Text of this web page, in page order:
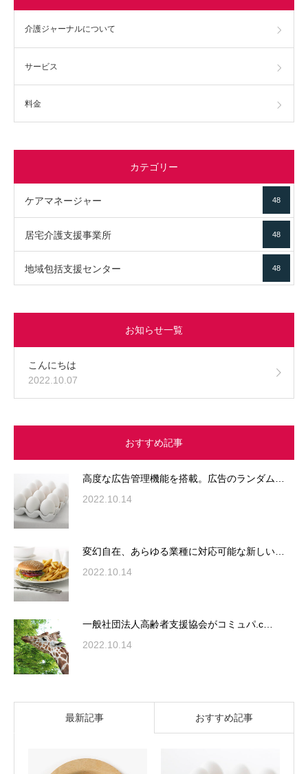
介護ジャーナルについて
サービス
料金
カテゴリー
ケアマネージャー 48
居宅介護支援事業所 48
地域包括支援センター 48
お知らせ一覧
こんにちは
2022.10.07
おすすめ記事
高度な広告管理機能を搭載。広告のランダム…
2022.10.14
変幻自在、あらゆる業種に対応可能な新しい…
2022.10.14
一般社団法人高齢者支援協会がコミュパ.c…
2022.10.14
最新記事 おすすめ記事